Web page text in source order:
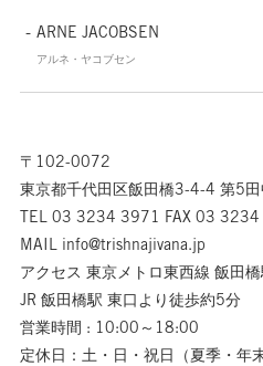
ARNE JACOBSEN
アルネ・ヤコブセン
〒102-0072
東京都千代田区飯田橋3-4-4 第5
TEL 03 3234 3971 FAX 03
MAIL info@trishnajivana.jp
アクセス 東京メトロ東西線 飯田
JR 飯田橋駅 東口より徒歩約5分
営業時間 : 10:00～18:00
定休日：土・日・祝日（夏季・年